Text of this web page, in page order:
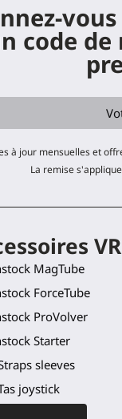
code
à jour mensuelles et
La remise
VR
MagTube
ForceTube
ProVolver
Starter
sleeves
joystick